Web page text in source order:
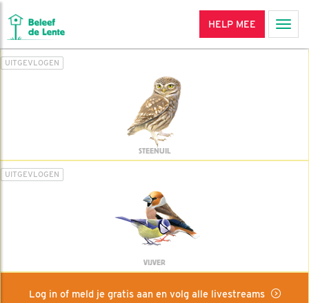
HELP MEE
UITGEVLOGEN
STEENUIL
UITGEVLOGEN
VIJVER
Log in of meld je gratis aan en volg alle livestreams